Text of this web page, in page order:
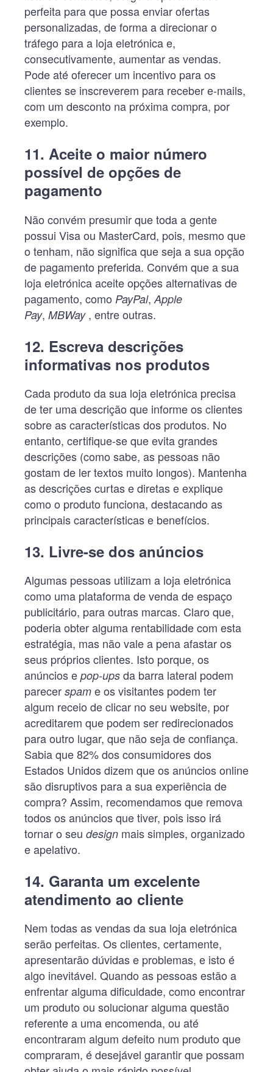
perfeita para que possa enviar ofertas
personalizadas, de forma a direcionar o
tráfego para a loja eletrónica e,
consecutivamente, aumentar as vendas.
Pode até oferecer um incentivo para os
clientes se inscreverem para receber e-mails,
com um desconto na próxima compra, por
exemplo.
11. Aceite o maior número
possível de opções de
pagamento
Não convém presumir que toda a gente
possui Visa ou MasterCard, pois, mesmo que
o tenham, não significa que seja a sua opção
de pagamento preferida. Convém que a sua
loja eletrónica aceite opções alternativas de
pagamento, como PayPal, Apple
Pay, MBWay, entre outras.
12. Escreva descrições
informativas nos produtos
Cada produto da sua loja eletrónica precisa
de ter uma descrição que informe os clientes
sobre as características dos produtos. No
entanto, certifique-se que evita grandes
descrições (como sabe, as pessoas não
gostam de ler textos muito longos). Mantenha
as descrições curtas e diretas e explique
como o produto funciona, destacando as
principais características e benefícios.
13. Livre-se dos anúncios
Algumas pessoas utilizam a loja eletrónica
como uma plataforma de venda de espaço
publicitário, para outras marcas. Claro que,
poderia obter alguma rentabilidade com esta
estratégia, mas não vale a pena afastar os
seus próprios clientes. Isto porque, os
anúncios e pop-ups da barra lateral podem
parecer spam e os visitantes podem ter
algum receio de clicar no seu website, por
acreditarem que podem ser redirecionados
para outro lugar, que não seja de confiança.
Sabia que 82% dos consumidores dos
Estados Unidos dizem que os anúncios online
são disruptivos para a sua experiência de
compra? Assim, recomendamos que remova
todos os anúncios que tiver, pois isso irá
tornar o seu design mais simples, organizado
e apelativo.
14. Garanta um excelente
atendimento ao cliente
Nem todas as vendas da sua loja eletrónica
serão perfeitas. Os clientes, certamente,
apresentarão dúvidas e problemas, e isto é
algo inevitável. Quando as pessoas estão a
enfrentar alguma dificuldade, como encontrar
um produto ou solucionar alguma questão
referente a uma encomenda, ou até
encontraram algum defeito num produto que
compraram, é desejável garantir que possam